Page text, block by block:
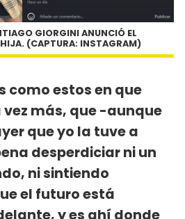
GIORGINI ANUNCIÓ EL
HIJA. (CAPTURA: INSTAGRAM)
como estos en que
más, que -aunque
que yo la tuve a
desperdiciar ni un
ni sintiendo
el futuro está
y es ahí donde